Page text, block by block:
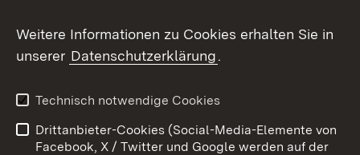
Datenschutz
Barrierefreiheit
Impressum
Cookies
Weitere Informationen zu Cookies erhalten Sie in
unserer Datenschutzerklärung.
Technisch notwendige Cookies
Drittanbieter-Cookies (Social-Media-Elemente von
Facebook, X / Twitter und Google werden auf der